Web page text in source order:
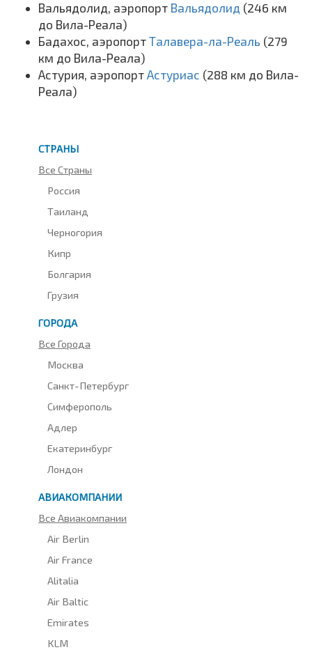
Вальядолид, аэропорт Вальядолид (246 км
до Вила-Реала)
Бадахос, аэропорт Талавера-ла-Реаль (279
км до Вила-Реала)
Астурия, аэропорт Астуриас (288 км до Вила-
Реала)
СТРАНЫ
Все Страны
Россия
Таиланд
Черногория
Кипр
Болгария
Грузия
ГОРОДА
Все Города
Москва
Санкт-Петербург
Симферополь
Адлер
Екатеринбург
Лондон
АВИАКОМПАНИИ
Все Авиакомпании
Air Berlin
Air France
Alitalia
Air Baltic
Emirates
KLM